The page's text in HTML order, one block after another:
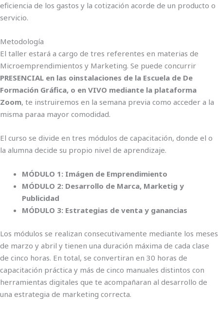
eficiencia de los gastos y la cotización acorde de un producto o
servicio.
Metodología
El taller estará a cargo de tres referentes en materias de
Microemprendimientos y Marketing. Se puede concurrir
PRESENCIAL en las oinstalaciones de la Escuela de De
Formación Gráfica, o en VIVO mediante la plataforma
Zoom, te instruiremos en la semana previa como acceder a la
misma paraa mayor comodidad.
El curso se divide en tres módulos de capacitación, donde el o
la alumna decide su propio nivel de aprendizaje.
MÓDULO 1: Imágen de Emprendimiento
MÓDULO 2: Desarrollo de Marca, Marketig y
Publicidad
MÓDULO 3: Estrategias de venta y ganancias
Los módulos se realizan consecutivamente mediante los meses
de marzo y abril y tienen una duración máxima de cada clase
de cinco horas. En total, se convertiran en 30 horas de
capacitación práctica y más de cinco manuales distintos con
herramientas digitales que te acompañaran al desarrollo de
una estrategia de marketing correcta.